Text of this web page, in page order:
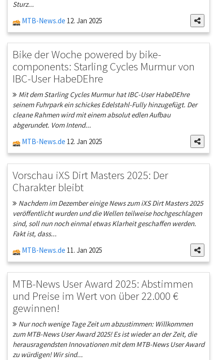
Sturz...
MTB-News.de 12. Jan 2025
Bike der Woche powered by bike-
components: Starling Cycles Murmur von
IBC-User HabeDEhre
Mit dem Starling Cycles Murmur hat IBC-User HabeDEhre
seinem Fuhrpark ein schickes Edelstahl-Fully hinzugefügt. Der
cleane Rahmen wird mit einem absolut edlen Aufbau
abgerundet. Vom Intend...
MTB-News.de 12. Jan 2025
Vorschau iXS Dirt Masters 2025: Der
Charakter bleibt
Nachdem im Dezember einige News zum iXS Dirt Masters 2025
veröffentlicht wurden und die Wellen teilweise hochgeschlagen
sind, soll nun noch einmal etwas Klarheit geschaffen werden.
Fakt ist, dass...
MTB-News.de 11. Jan 2025
MTB-News User Award 2025: Abstimmen
und Preise im Wert von über 22.000 €
gewinnen!
Nur noch wenige Tage Zeit um abzustimmen: Willkommen
zum MTB-News User Award 2025! Es ist wieder an der Zeit, die
herausragendsten Innovationen mit dem MTB-News User Award
zu würdigen! Wir sind...